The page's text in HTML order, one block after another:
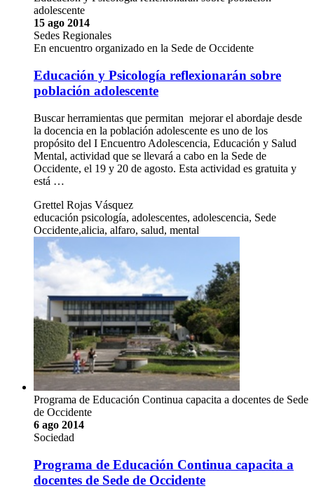
adolescente
15 ago 2014
Sedes Regionales
En encuentro organizado en la Sede de Occidente
Educación y Psicología reflexionarán sobre
población adolescente
Buscar herramientas que permitan mejorar el abordaje desde
la docencia en la población adolescente es uno de los
propósito del I Encuentro Adolescencia, Educación y Salud
Mental, actividad que se llevará a cabo en la Sede de
Occidente, el 19 y 20 de agosto. Esta actividad es gratuita y
está …
Grettel Rojas Vásquez
educación psicología, adolescentes, adolescencia, Sede
Occidente,alicia, alfaro, salud, mental
Programa de Educación Continua capacita a docentes de Sede
de Occidente
6 ago 2014
Sociedad
Programa de Educación Continua capacita a
docentes de Sede de Occidente